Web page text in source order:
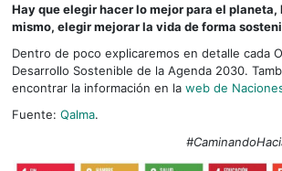
Hay que elegir hacer lo mejor para el
mismo, elegir mejorar la vida de forma
Dentro de poco explicaremos en detalle cada
Desarrollo Sostenible de la Agenda 2030.
encontrar la información en laweb de
Fuente:Qalma.